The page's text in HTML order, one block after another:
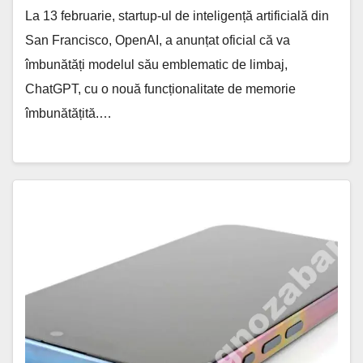
La 13 februarie, startup-ul de inteligență artificială din
San Francisco, OpenAI, a anunțat oficial că va
îmbunătăți modelul său emblematic de limbaj,
ChatGPT, cu o nouă funcționalitate de memorie
îmbunătățită.…
Carcasei